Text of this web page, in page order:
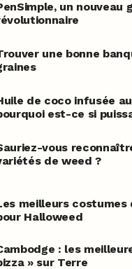
un nouveau
une bonne
de coco infusée
est-ce si
vous
de weed ?
meilleurs costumes
Halloweed
: les
» sur Terre